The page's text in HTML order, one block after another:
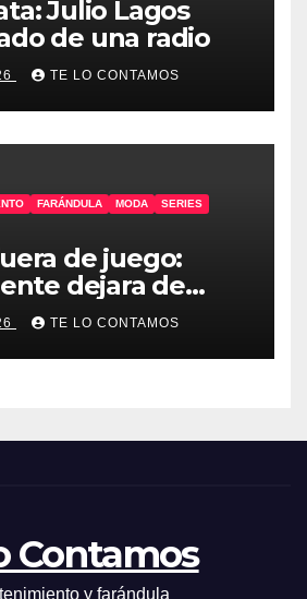
Julio Lagos
de una radio
TE LO CONTAMOS
FARÁNDULA MODA
SERIES
de juego:
dejara de
TE LO CONTAMOS
Contamos
y farándula